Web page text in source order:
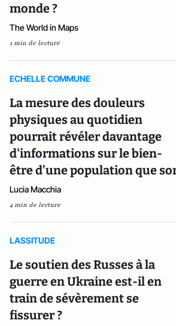
monde ?
The World in Maps
1 min de lecture
ECHELLE COMMUNE
La mesure des douleurs
physiques au quotidien
pourrait révéler davantage
d'informations sur le bien-
être d’une population que
Lucia Macchia
4 min de lecture
LASSITUDE
Le soutien des Russes à la
guerre en Ukraine est-il en
train de sévèrement se
fissurer ?